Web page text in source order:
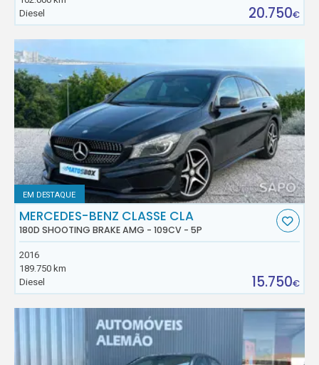
Diesel
20.750€
EM DESTAQUE
MERCEDES-BENZ CLASSE CLA
180D SHOOTING BRAKE AMG - 109CV - 5P
2016
189.750 km
Diesel
15.750€